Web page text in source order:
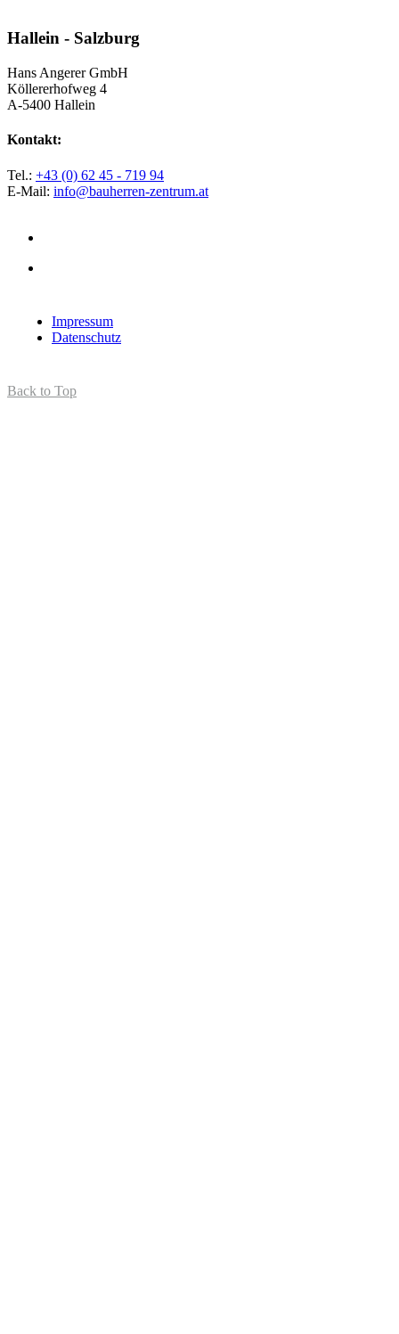
Hallein - Salzburg
Hans Angerer GmbH
Köllererhofweg 4
A-5400 Hallein
Kontakt:
Tel.: +43 (0) 62 45 - 719 94
E-Mail: info@bauherren-zentrum.at
Impressum
Datenschutz
Back to Top